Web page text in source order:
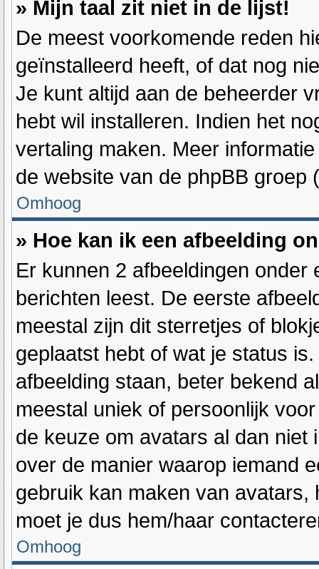
» Mijn taal zit niet in de lijst!
De meest voorkomende reden
geïnstalleerd heeft, of dat nog
Je kunt altijd aan de beheerder
hebt wil installeren. Indien het
vertaling maken. Meer
de website van de phpBB groep
Omhoog
» Hoe kan ik een afbeelding
Er kunnen 2 afbeeldingen
berichten leest. De eerste
meestal zijn dit sterretjes of
geplaatst hebt of wat je status
afbeelding staan, beter bekend
meestal uniek of persoonlijk
de keuze om avatars al dan niet
over de manier waarop iemand
gebruik kan maken van
moet je dus hem/haar
Omhoog